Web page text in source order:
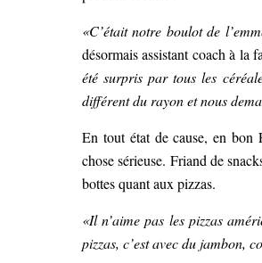
«C’était notre boulot de
désormais assistant coach à la
été surpris par tous les
différent du rayon et nous
En tout état de cause, en bon
chose sérieuse. Friand de
bottes quant aux pizzas.
«Il n’aime pas les pizzas
pizzas, c’est avec du jambon,